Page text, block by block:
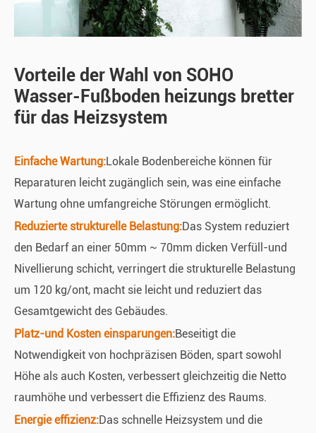
Vorteile der Wahl von SOHO
Wasser-Fußboden heizungs bretter
für das Heizsystem
Einfache Wartung:Lokale Bodenbereiche können für
Reparaturen leicht zugänglich sein, was eine einfache
Wartung ohne umfangreiche Störungen ermöglicht.
Reduzierte strukturelle Belastung:Das System reduziert
den Bedarf an einer 50mm ~ 70mm dicken Verfüll-und
Nivellierung schicht, verringert die strukturelle Belastung
um 120 kg/ont, macht sie leicht und reduziert das
Gesamtgewicht des Gebäudes.
Platz-und Kosten einsparungen:Beseitigt die
Notwendigkeit von hochpräzisen Böden, spart sowohl
Höhe als auch Kosten, verbessert gleichzeitig die Netto
raumhöhe und verbessert die Effizienz des Raums.
Energie effizienz:Das schnelle Heizsystem und die